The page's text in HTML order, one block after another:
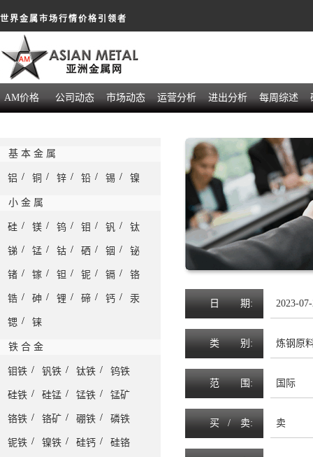
世界金属市场行情价格引领者
AM价格 公司动态 市场动态 运营分析 进出分析 每周综述
基 本 金 属
铝 / 铜 / 锌 / 铅 / 锡 / 镍
小 金 属
硅 / 镁 / 钨 / 钼 / 钒 / 钛
锑 / 锰 / 钴 / 硒 / 铟 / 铋
锗 / 镓 / 钽 / 铌 / 镉 / 铬
锆 / 砷 / 锂 / 碲 / 钙 / 汞
锶 / 铼
铁 合 金
钼铁 / 钒铁 / 钛铁 / 钨铁
硅铁 / 硅锰 / 锰铁 / 锰矿
铬铁 / 铬矿 / 硼铁 / 磷铁
铌铁 / 镍铁 / 硅钙 / 硅铬
日 期: 2023-
类 别: 炼钢原
范 围 : 国际
买 / 卖: 卖